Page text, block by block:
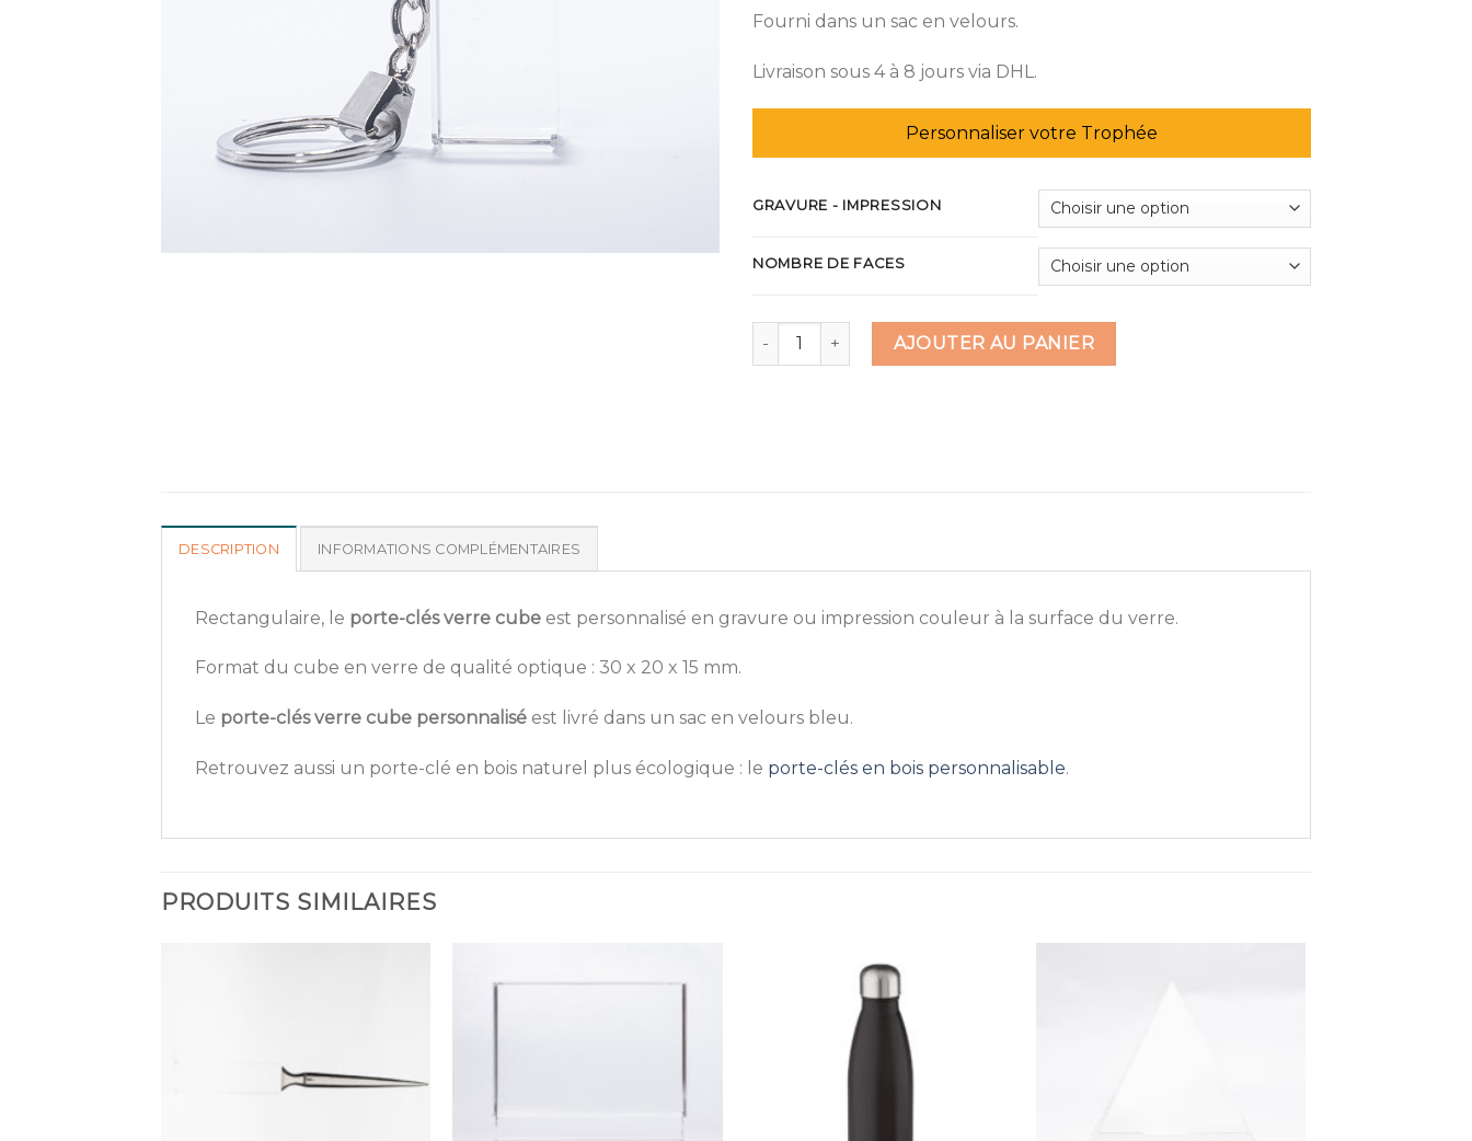
Fourni dans un sac en velours.
Livraison sous 4 à 8 jours via DHL.
Personnaliser votre Trophée
GRAVURE - IMPRESSION
NOMBRE DE FACES
quantité de Porte-clés verre cube
AJOUTER AU PANIER
DESCRIPTION INFORMATIONS COMPLÉMENTAIRES
Rectangulaire, le porte-clés verre cube est personnalisé en gravure ou impression couleur à la surface du verre.
Format du cube en verre de qualité optique : 30 x 20 x 15 mm.
Le porte-clés verre cube personnalisé est livré dans un sac en velours bleu.
Retrouvez aussi un porte-clé en bois naturel plus écologique : le porte-clés en bois personnalisable.
PRODUITS SIMILAIRES